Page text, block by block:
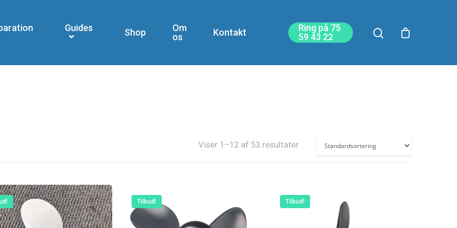
Guides Shop
Om
os
Kontakt
Ring på 75
59 43 22
Viser 1–12 af 53 resultater
Tilbud! Tilbud!